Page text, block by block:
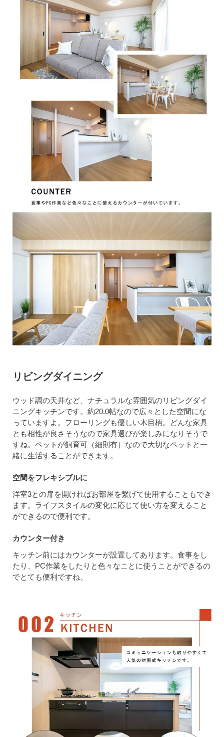
リビングダイニング
ウッド調の天井など、ナチュラルな雰囲気のリビングダイ
ニングキッチンです。約20.0帖なので広々とした空間にな
っていますよ。フローリングも優しい木目柄。どんな家具
とも相性が良さそうなので家具選びが楽しみになりそうで
すね。ペットが飼育可（細則有）なので大切なペットと一
緒に生活することができます。
空間をフレキシブルに
洋室3との扉を開ければお部屋を繋げて使用することもでき
ます。ライフスタイルの変化に応じて使い方を変えること
ができるので便利です。
カウンター付き
キッチン前にはカウンターが設置してあります。食事をし
たり、PC作業をしたりと色々なことに使うことができるの
でとても便利ですね。